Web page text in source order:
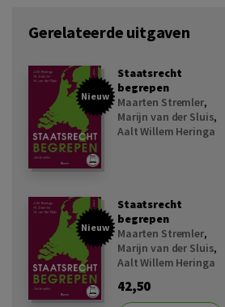
Gerelateerde uitgaven
Nieuw
Staatsrecht
begrepen
Maarten Stremler,
Marijn van der Sluis,
Aalt Willem Heringa
Nieuw
Staatsrecht
begrepen
Maarten Stremler,
Marijn van der Sluis,
Aalt Willem Heringa
42,50